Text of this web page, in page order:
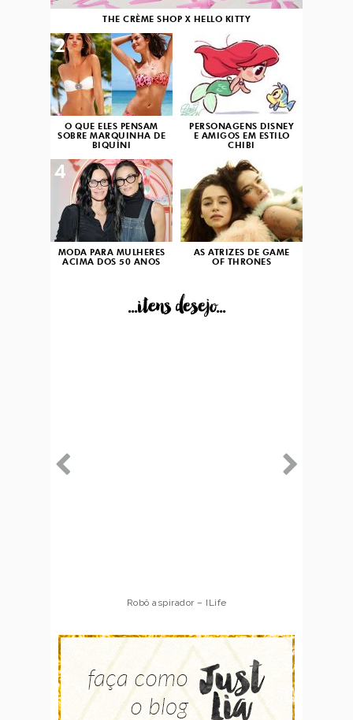
THE CRÈME SHOP X HELLO KITTY
O QUE ELES PENSAM
SOBRE MARQUINHA DE
BIQUÍNI
2
PERSONAGENS DISNEY
E AMIGOS EM ESTILO
CHIBI
3
MODA PARA MULHERES
ACIMA DOS 50 ANOS
4
AS ATRIZES DE GAME
OF THRONES
...itens desejo...
Robô aspirador – ILife